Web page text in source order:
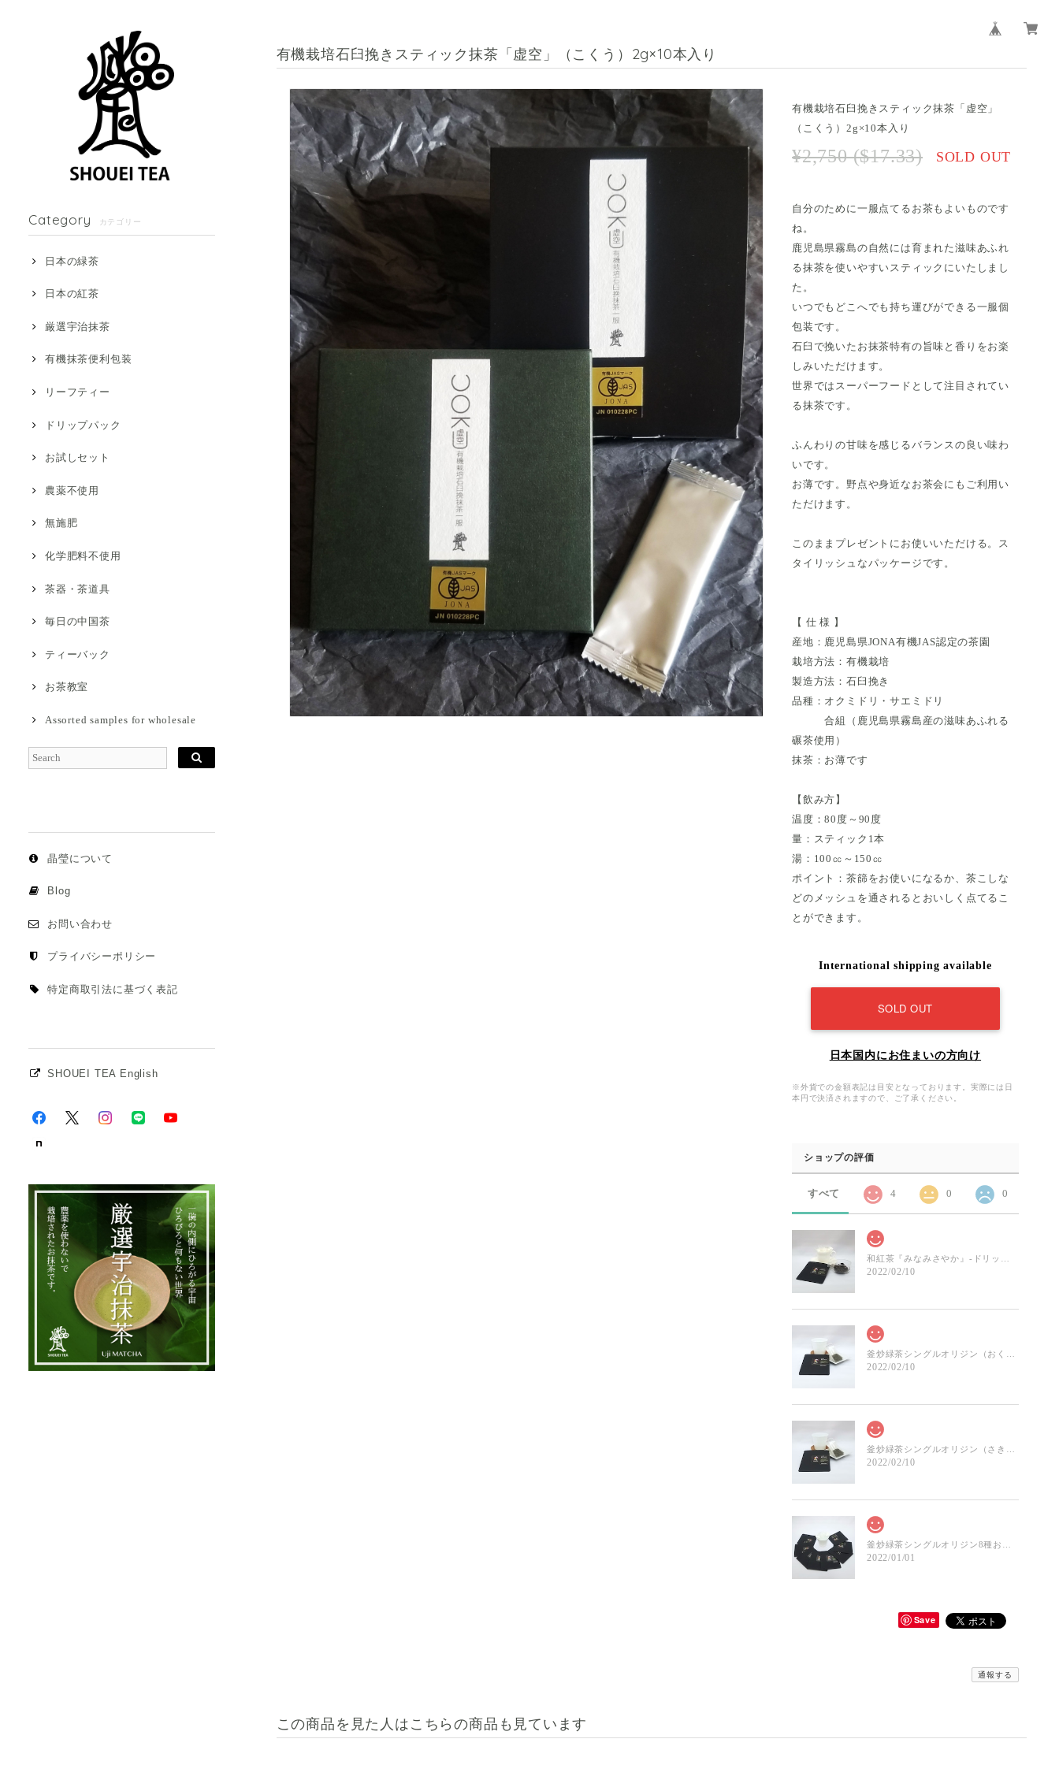
Category カテゴリー
日本の緑茶
日本の紅茶
厳選宇治抹茶
有機抹茶便利包装
リーフティー
ドリップパック
お試しセット
農薬不使用
無施肥
化学肥料不使用
茶器・茶道具
毎日の中国茶
ティーバック
お茶教室
Assorted samples for wholesale
晶瑩について
Blog
お問い合わせ
プライバシーポリシー
特定商取引法に基づく表記
SHOUEI TEA English
有機栽培石臼挽きスティック抹茶「虚空」（こくう）2g×10本入り
有機栽培石臼挽きスティック抹茶「虚空」
（こくう）2g×10本入り
¥2,750 ($17.33) SOLD OUT
自分のために一服点てるお茶もよいものです
ね。
鹿児島県霧島の自然には育まれた滋味あふれ
る抹茶を使いやすいスティックにいたしまし
た。
いつでもどこへでも持ち運びができる一服個
包装です。
石臼で挽いたお抹茶特有の旨味と香りをお楽
しみいただけます。
世界ではスーパーフードとして注目されてい
る抹茶です。
ふんわりの甘味を感じるバランスの良い味わ
いです。
お薄です。野点や身近なお茶会にもご利用い
ただけます。
このままプレゼントにお使いいただける。ス
タイリッシュなパッケージです。
【 仕 様 】
産地：鹿児島県JONA有機JAS認定の茶園
栽培方法：有機栽培
製造方法：石臼挽き
品種：オクミドリ・サエミドリ
合組（鹿児島県霧島産の滋味あふれる
碾茶使用）
抹茶：お薄です
【飲み方】
温度：80度～90度
量：スティック1本
湯：100㏄～150㏄
ポイント：茶篩をお使いになるか、茶こしな
どのメッシュを通されるとおいしく点てるこ
とができます。
International shipping available
SOLD OUT
日本国内にお住まいの方向け
※外貨での金額表記は目安となっております。実際には日
本円で決済されますので、ご了承ください。
ショップの評価
すべて 4 0 0
2022/02/10
2022/02/10
2022/02/10
2022/01/01
Save
通報する
この商品を見た人はこちらの商品も見ています